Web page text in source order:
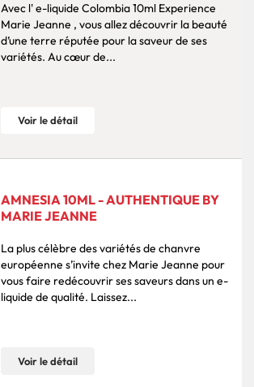
Avec l' e-liquide Colombia 10ml Experience
Marie Jeanne , vous allez découvrir la beauté
d’une terre réputée pour la saveur de ses
variétés. Au cœur de...
Voir le détail
AMNESIA 10ML - AUTHENTIQUE BY
MARIE JEANNE
La plus célèbre des variétés de chanvre
européenne s’invite chez Marie Jeanne pour
vous faire redécouvrir ses saveurs dans un e-
liquide de qualité. Laissez...
Voir le détail